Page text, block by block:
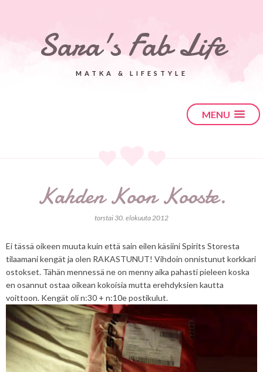
Sara's Fab Life
MATKA & LIFESTYLE
MENU
Kahden Koon Kooste.
torstai 30. elokuuta 2012
Ei tässä oikeen muuta kuin että sain eilen käsiini Spirits Storesta
tilaamani kengät ja olen RAKASTUNUT! Vihdoin onnistunut korkkari
ostokset. Tähän mennessä ne on menny aika pahasti pieleen koska
en osannut ostaa oikean kokoisia mutta erehdyksien kautta
voittoon. Kengät oli n:30 + n:10e postikulut.